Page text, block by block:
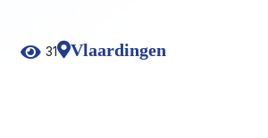
31 Vlaardingen